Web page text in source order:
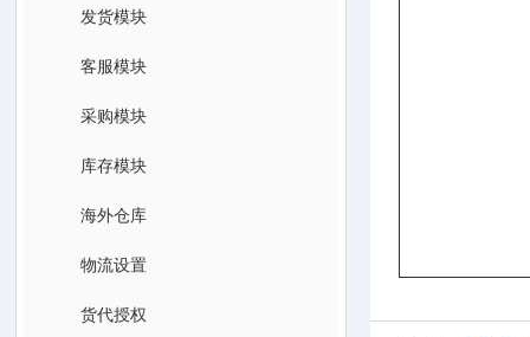
发货模块
客服模块
采购模块
库存模块
海外仓库
物流设置
货代授权